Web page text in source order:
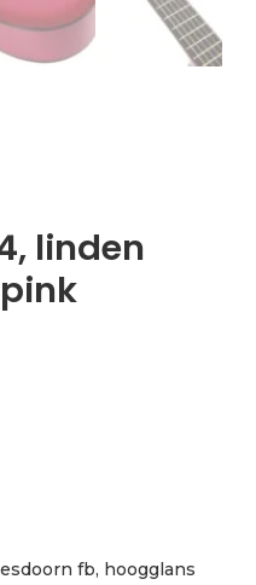
linden
fb, hoogglans